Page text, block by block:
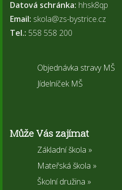
Datová schránka: hhsk8qp
Email: skola@zs-bystrice.cz
Tel.: 558 558 200
Objednávka stravy MŠ
Jídelníček MŠ
Může Vás zajímat
Základní škola »
Mateřská škola »
Školní družina »